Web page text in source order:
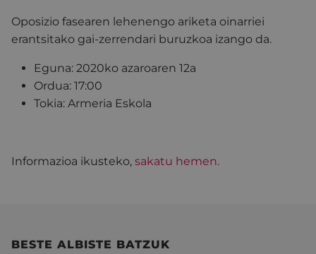
Oposizio fasearen lehenengo ariketa oinarriei
erantsitako gai-zerrendari buruzkoa izango da.
Eguna: 2020ko azaroaren 12a
Ordua: 17:00
Tokia: Armeria Eskola
Informazioa ikusteko, sakatu hemen.
BESTE ALBISTE BATZUK